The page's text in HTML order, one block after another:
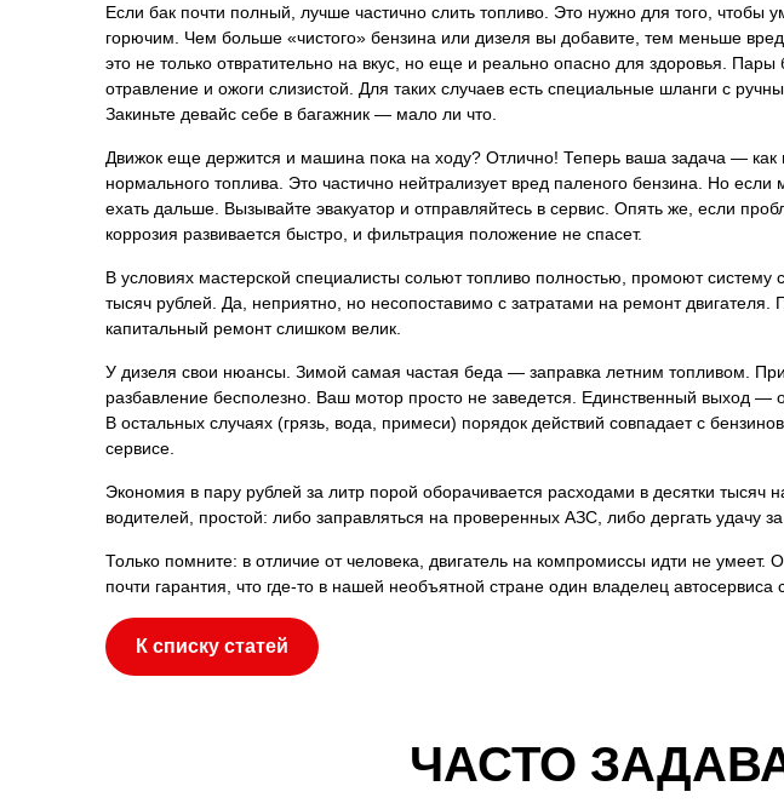
Если бак почти полный, лучше частично слить топливо. Это нужно для того,
горючим. Чем больше «чистого» бензина или дизеля вы добавите, тем меньше
это не только отвратительно на вкус, но еще и реально опасно для здоровья.
отравление и ожоги слизистой. Для таких случаев есть специальные шланги с
Закиньте девайс себе в багажник — мало ли что.
Движок еще держится и машина пока на ходу? Отлично! Теперь ваша задача —
нормального топлива. Это частично нейтрализует вред паленого бензина. Но
ехать дальше. Вызывайте эвакуатор и отправляйтесь в сервис. Опять же, если
коррозия развивается быстро, и фильтрация положение не спасет.
В условиях мастерской специалисты сольют топливо полностью, промоют
тысяч рублей. Да, неприятно, но несопоставимо с затратами на ремонт двигателя.
капитальный ремонт слишком велик.
У дизеля свои нюансы. Зимой самая частая беда — заправка летним топливом.
разбавление бесполезно. Ваш мотор просто не заведется. Единственный выход —
В остальных случаях (грязь, вода, примеси) порядок действий совпадает с
сервисе.
Экономия в пару рублей за литр порой оборачивается расходами в десятки
водителей, простой: либо заправляться на проверенных АЗС, либо дергать удачу
Только помните: в отличие от человека, двигатель на компромиссы идти не умеет.
почти гарантия, что где-то в нашей необъятной стране один владелец автосервиса
К списку статей
ЧАСТО